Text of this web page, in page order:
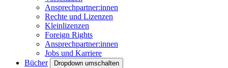
Ansprechpartner:innen
Rechte und Lizenzen
Kleinlizenzen
Foreign Rights
Ansprechpartner:innen
Jobs und Karriere
Bücher
Dropdown umschalten